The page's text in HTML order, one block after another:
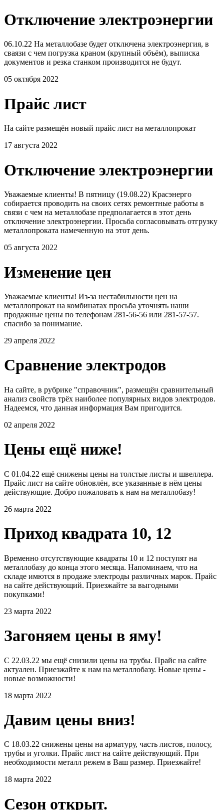
Отключение электроэнергии
06.10.22 На металлобазе будет отключена электроэнергия, в
сваязи с чем погрузка краном (крупный объём), выписка
документов и резка станком производится не будут.
05 октября 2022
Прайс лист
На сайте размещён новый прайс лист на металлопрокат
17 августа 2022
Отключение электроэнергии
Уважаемые клиенты! В пятницу (19.08.22) Красэнерго
собирается проводить на своих сетях ремонтные работы в
связи с чем на металлобазе предполагается в этот день
отключение электроэнергии. Просьба согласовывать отгрузку
металлопроката намеченную на этот день.
05 августа 2022
Изменение цен
Уважаемые клиенты! Из-за нестабильности цен на
металлопрокат на комбинатах просьба уточнять наши
продажные цены по телефонам 281-56-56 или 281-57-57.
спасибо за понимание.
29 апреля 2022
Сравнение электродов
На сайте, в рубрике "справочник", размещён сравнительный
анализ свойств трёх наиболее популярных видов электродов.
Надеемся, что данная информация Вам пригодится.
02 апреля 2022
Цены ещё ниже!
С 01.04.22 ещё снижены цены на толстые листы и швеллера.
Прайс лист на сайте обновлён, все указанные в нём цены
действующие. Добро пожаловать к нам на металлобазу!
26 марта 2022
Приход квадрата 10, 12
Временно отсутствующие квадраты 10 и 12 поступят на
металлобазу до конца этого месяца. Напоминаем, что на
складе имются в продаже электроды различных марок. Прайс
на сайте действующий. Приезжайте за выгодными
покупками!
23 марта 2022
Загоняем цены в яму!
С 22.03.22 мы ещё снизили цены на трубы. Прайс на сайте
актуален. Приезжайте к нам на металлобазу. Новые цены -
новые возможности!
18 марта 2022
Давим цены вниз!
С 18.03.22 снижены цены на арматуру, часть листов, полосу,
трубы и уголки. Прайс лист на сайте действующий. При
необходимости металл режем в Ваш размер. Приезжайте!
18 марта 2022
Сезон открыт.